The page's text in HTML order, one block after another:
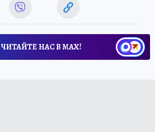
ЧИТАЙТЕ НАС В МАХ!